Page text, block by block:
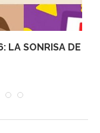
LA SONRISA DE